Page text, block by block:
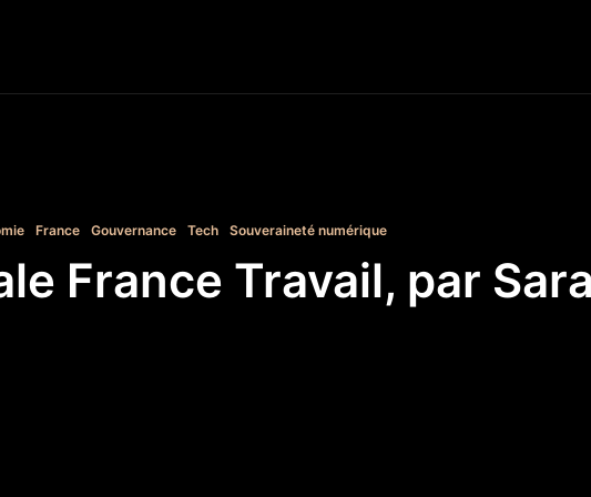
France Gouvernance Tech Souveraineté numérique
France Travail, par